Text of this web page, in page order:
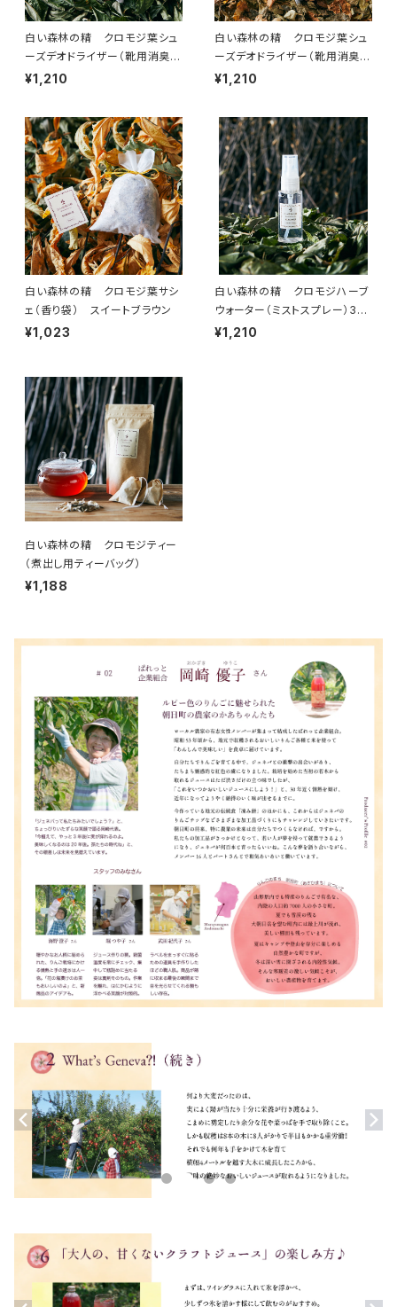
白い森林の精 クロモジ葉シュ
ーズデオドライザー（靴用消臭乾
燥剤）フレッシュグリーン 約25g
¥1,210
白い森林の精 クロモジ葉シュ
ーズデオドライザー（靴用消臭乾
燥剤） スイートブラウン 約31
¥1,210
白い森林の精 クロモジ葉サシ
ェ（香り袋） スイートブラウン
¥1,023
白い森林の精 クロモジハーブ
ウォーター（ミストスプレー）35
ml
¥1,210
白い森林の精 クロモジティー
（煮出し用ティーバッグ）
¥1,188